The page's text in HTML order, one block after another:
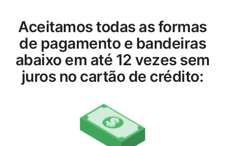
Aceitamos todas as formas
de pagamento e bandeiras
abaixo em até 12 vezes sem
juros no cartão de crédito: